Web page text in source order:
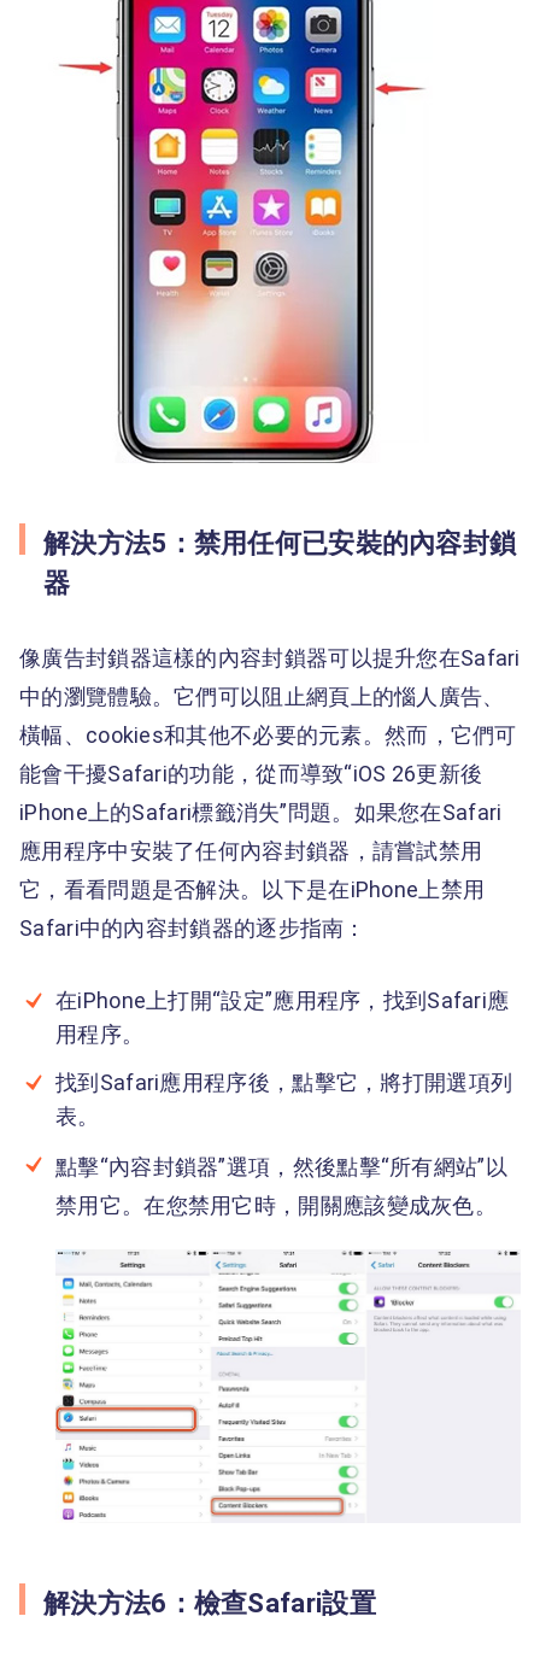
解決方法5：禁用任何已安裝的內容封鎖
器
像廣告封鎖器這樣的內容封鎖器可以提升您在Safari
中的瀏覽體驗。它們可以阻止網頁上的惱人廣告、
橫幅、cookies和其他不必要的元素。然而，它們可
能會干擾Safari的功能，從而導致“iOS 26更新後
iPhone上的Safari標籤消失”問題。如果您在Safari
應用程序中安裝了任何內容封鎖器，請嘗試禁用
它，看看問題是否解決。以下是在iPhone上禁用
Safari中的內容封鎖器的逐步指南：
在iPhone上打開“設定”應用程序，找到Safari應
用程序。
找到Safari應用程序後，點擊它，將打開選項列
表。
點擊“內容封鎖器”選項，然後點擊“所有網站”以
禁用它。在您禁用它時，開關應該變成灰色。
解決方法6：檢查Safari設置